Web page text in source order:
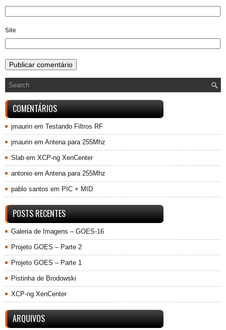
Site
COMENTÁRIOS
jmaurin em Testando Filtros RF
jmaurin em Antena para 255Mhz
Slab em XCP-ng XenCenter
antonio em Antena para 255Mhz
pablo santos em PIC + MID
POSTS RECENTES
Galeria de Imagens – GOES-16
Projeto GOES – Parte 2
Projeto GOES – Parte 1
Pistinha de Brodowski
XCP-ng XenCenter
ARQUIVOS